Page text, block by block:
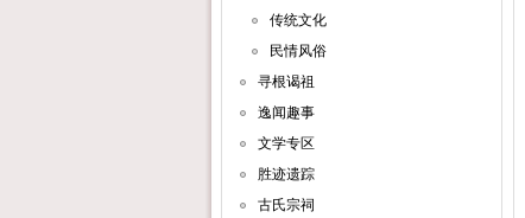
传统文化
民情风俗
寻根谒祖
逸闻趣事
文学专区
胜迹遗踪
古氏宗祠